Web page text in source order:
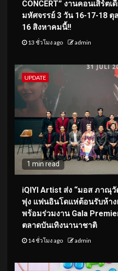
CONCERT” งานคอนเสิร์ต
มหัศจรรย์ 3 วัน 16-17-18
16 สิงหาคมนี้!!
13 ชั่วโมง ago admin
UPDATE
1 min read
iQIYI Artist ส่ง “มอส ภาณุ
พุ่ง แฟนอินโดแห่ต้อนรับห้า
พร้อมร่วมงาน Gala
ตลาดบันเทิงนานาชาติ
14 ชั่วโมง ago admin